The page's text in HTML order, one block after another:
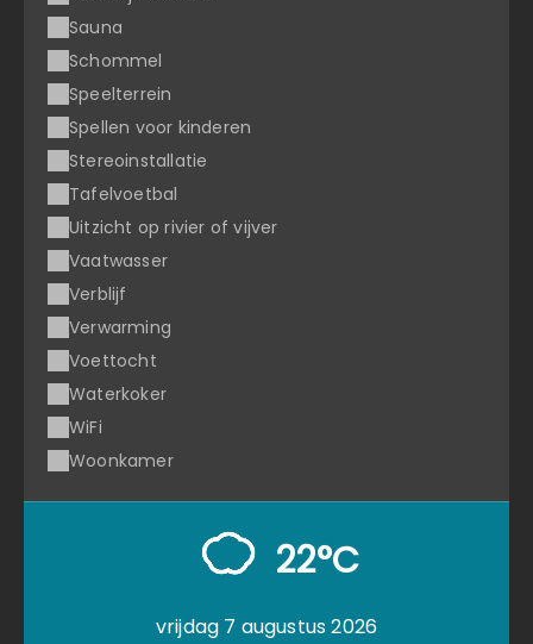
Sauna
Schommel
Speelterrein
Spellen voor kinderen
Stereoinstallatie
Tafelvoetbal
Uitzicht op rivier of vijver
Vaatwasser
Verblijf
Verwarming
Voettocht
Waterkoker
WiFi
Woonkamer
22°C
vrijdag 7 augustus 2026